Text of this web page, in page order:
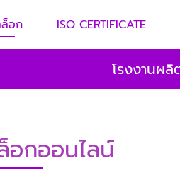
อก ISO CERTIFICATE
โรงงานผ
อกออนไลน์